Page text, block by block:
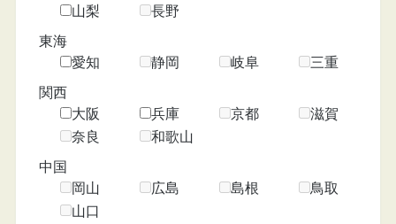
山梨
長野
東海
愛知
静岡 岐阜
三重
関西
大阪
兵庫 京都
滋賀
奈良
和歌山
中国
岡山
広島 島根
鳥取
山口